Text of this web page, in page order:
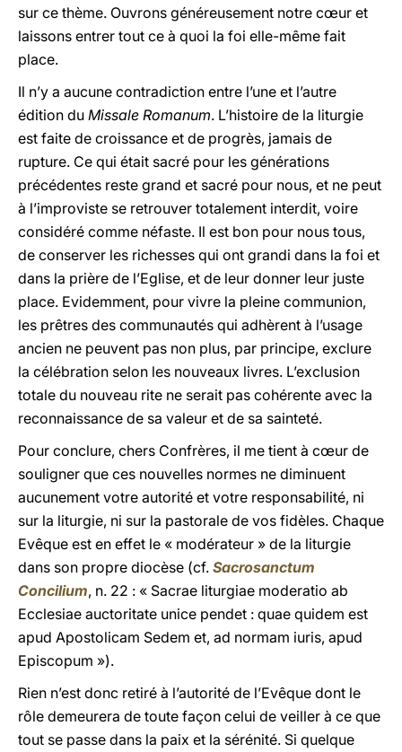
sur ce thème. Ouvrons généreusement notre cœur et
laissons entrer tout ce à quoi la foi elle-même fait
place.
Il n’y a aucune contradiction entre l’une et l’autre
édition du Missale Romanum. L’histoire de la liturgie
est faite de croissance et de progrès, jamais de
rupture. Ce qui était sacré pour les générations
précédentes reste grand et sacré pour nous, et ne peut
à l’improviste se retrouver totalement interdit, voire
considéré comme néfaste. Il est bon pour nous tous,
de conserver les richesses qui ont grandi dans la foi et
dans la prière de l’Eglise, et de leur donner leur juste
place. Evidemment, pour vivre la pleine communion,
les prêtres des communautés qui adhèrent à l’usage
ancien ne peuvent pas non plus, par principe, exclure
la célébration selon les nouveaux livres. L’exclusion
totale du nouveau rite ne serait pas cohérente avec la
reconnaissance de sa valeur et de sa sainteté.
Pour conclure, chers Confrères, il me tient à cœur de
souligner que ces nouvelles normes ne diminuent
aucunement votre autorité et votre responsabilité, ni
sur la liturgie, ni sur la pastorale de vos fidèles. Chaque
Evêque est en effet le « modérateur » de la liturgie
dans son propre diocèse (cf. Sacrosanctum
Concilium, n. 22 : « Sacrae liturgiae moderatio ab
Ecclesiae auctoritate unice pendet : quae quidem est
apud Apostolicam Sedem et, ad normam iuris, apud
Episcopum »).
Rien n’est donc retiré à l’autorité de l’Evêque dont le
rôle demeurera de toute façon celui de veiller à ce que
tout se passe dans la paix et la sérénité. Si quelque